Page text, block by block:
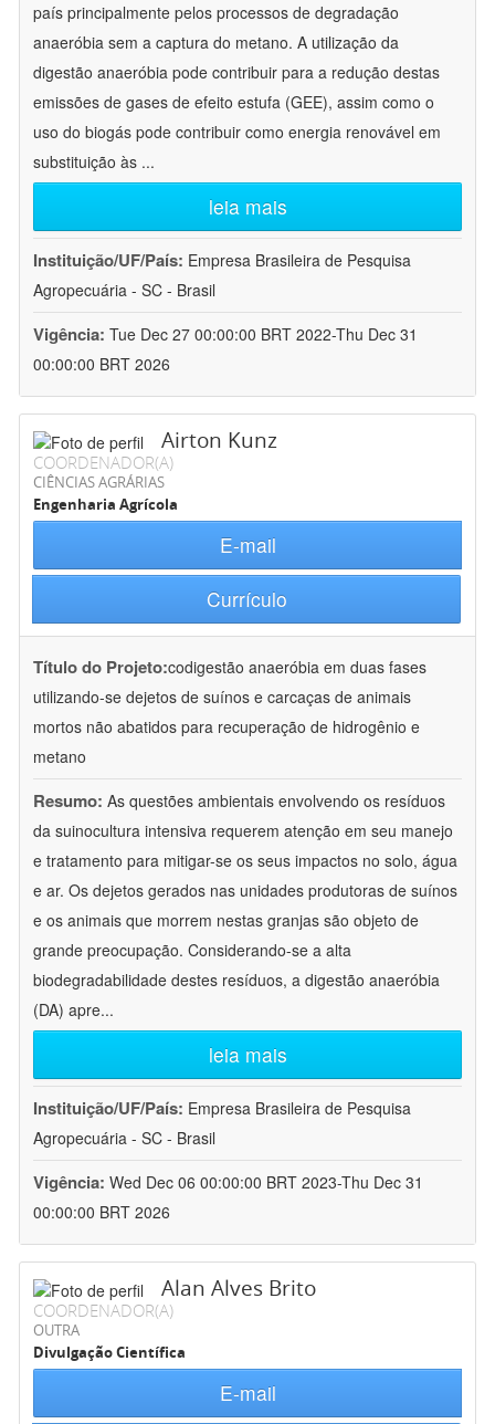
país principalmente pelos processos de degradação
anaeróbia sem a captura do metano. A utilização da
digestão anaeróbia pode contribuir para a redução destas
emissões de gases de efeito estufa (GEE), assim como o
uso do biogás pode contribuir como energia renovável em
substituição às ...
leia mais
Instituição/UF/País: Empresa Brasileira de Pesquisa
Agropecuária - SC - Brasil
Vigência: Tue Dec 27 00:00:00 BRT 2022-Thu Dec 31
00:00:00 BRT 2026
Airton Kunz
COORDENADOR(A)
CIÊNCIAS AGRÁRIAS
Engenharia Agrícola
E-mail
Currículo
Título do Projeto:codigestão anaeróbia em duas fases
utilizando-se dejetos de suínos e carcaças de animais
mortos não abatidos para recuperação de hidrogênio e
metano
Resumo: As questões ambientais envolvendo os resíduos
da suinocultura intensiva requerem atenção em seu manejo
e tratamento para mitigar-se os seus impactos no solo, água
e ar. Os dejetos gerados nas unidades produtoras de suínos
e os animais que morrem nestas granjas são objeto de
grande preocupação. Considerando-se a alta
biodegradabilidade destes resíduos, a digestão anaeróbia
(DA) apre...
leia mais
Instituição/UF/País: Empresa Brasileira de Pesquisa
Agropecuária - SC - Brasil
Vigência: Wed Dec 06 00:00:00 BRT 2023-Thu Dec 31
00:00:00 BRT 2026
Alan Alves Brito
COORDENADOR(A)
OUTRA
Divulgação Científica
E-mail